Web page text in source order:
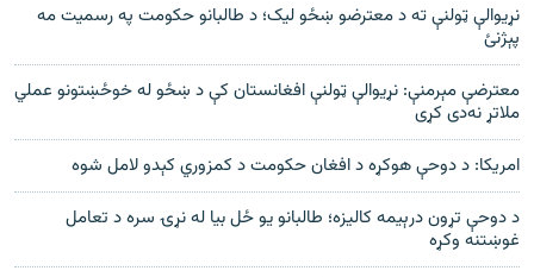
نړیوالې ټولنې ته د معترضو ښځو لیک؛ د طالبانو حکومت په رسمیت مه
پېژنئ
معترضې مېرمنې: نړيوالې ټولنې افغانستان کې د ښځو له خوځښتونو عملي
ملاتړ نه‌دی کړی
امريکا: د دوحې هوکړه د افغان حکومت د کمزوري کېدو لامل شوه
د دوحې تړون درېیمه کالیزه؛ طالبانو یو ځل بیا له نړۍ سره د تعامل
غوښتنه وکړه